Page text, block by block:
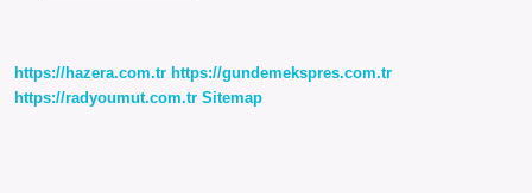
https://hazera.com.tr https://gundemekspres.com.tr
https://radyoumut.com.tr Sitemap